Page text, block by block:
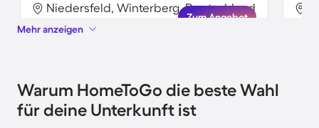
Niedersfeld, Winterberg, Deutschland
Zum Angebot
Mehr anzeigen
Warum HomeToGo die beste Wahl
für deine Unterkunft ist